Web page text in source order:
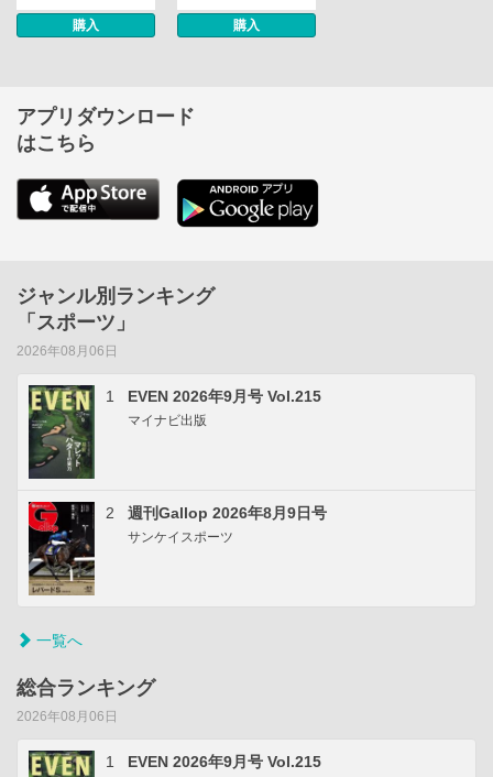
購入 購入
アプリダウンロード
はこちら
ジャンル別ランキング
「スポーツ」
2026年08月06日
1 EVEN 2026年9月号 Vol.215
マイナビ出版
2 週刊Gallop 2026年8月9日号
サンケイスポーツ
一覧へ
総合ランキング
2026年08月06日
1 EVEN 2026年9月号 Vol.215